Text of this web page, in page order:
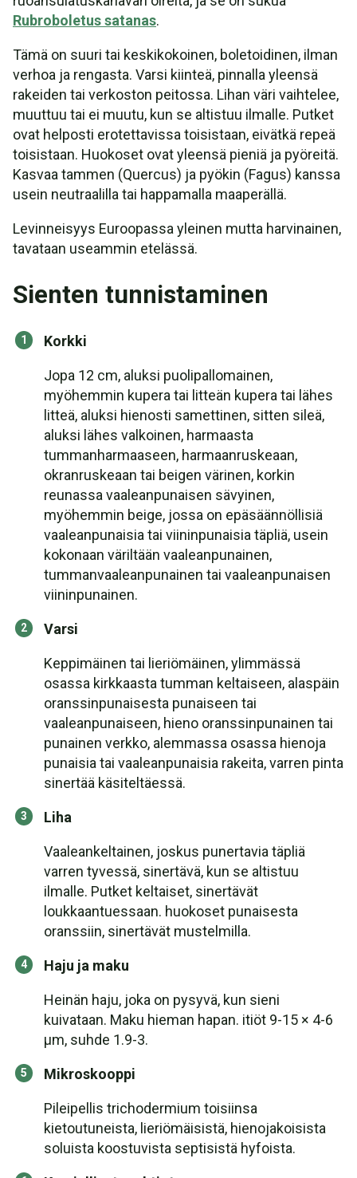
Rubroboletus satanas.
Tämä on suuri tai keskikokoinen, boletoidinen, ilman
verhoa ja rengasta. Varsi kiinteä, pinnalla yleensä
rakeiden tai verkoston peitossa. Lihan väri vaihtelee,
muuttuu tai ei muutu, kun se altistuu ilmalle. Putket
ovat helposti erotettavissa toisistaan, eivätkä repeä
toisistaan. Huokoset ovat yleensä pieniä ja pyöreitä.
Kasvaa tammen (Quercus) ja pyökin (Fagus) kanssa
usein neutraalilla tai happamalla maaperällä.
Levinneisyys Euroopassa yleinen mutta harvinainen,
tavataan useammin etelässä.
Sienten tunnistaminen
Korkki
Jopa 12 cm, aluksi puolipallomainen,
myöhemmin kupera tai litteän kupera tai lähes
litteä, aluksi hienosti samettinen, sitten sileä,
aluksi lähes valkoinen, harmaasta
tummanharmaaseen, harmaanruskeaan,
okranruskeaan tai beigen värinen, korkin
reunassa vaaleanpunaisen sävyinen,
myöhemmin beige, jossa on epäsäännöllisiä
vaaleanpunaisia tai viininpunaisia täpliä, usein
kokonaan väriltään vaaleanpunainen,
tummanvaaleanpunainen tai vaaleanpunaisen
viininpunainen.
Varsi
Keppimäinen tai lieriömäinen, ylimmässä
osassa kirkkaasta tumman keltaiseen, alaspäin
oranssinpunaisesta punaiseen tai
vaaleanpunaiseen, hieno oranssinpunainen tai
punainen verkko, alemmassa osassa hienoja
punaisia tai vaaleanpunaisia rakeita, varren pinta
sinertää käsiteltäessä.
Liha
Vaaleankeltainen, joskus punertavia täpliä
varren tyvessä, sinertävä, kun se altistuu
ilmalle. Putket keltaiset, sinertävät
loukkaantuessaan. huokoset punaisesta
oranssiin, sinertävät mustelmilla.
Haju ja maku
Heinän haju, joka on pysyvä, kun sieni
kuivataan. Maku hieman hapan. itiöt 9-15 × 4-6
μm, suhde 1.9-3.
Mikroskooppi
Pileipellis trichodermium toisiinsa
kietoutuneista, lieriömäisistä, hienojakoisista
soluista koostuvista septisistä hyfoista.